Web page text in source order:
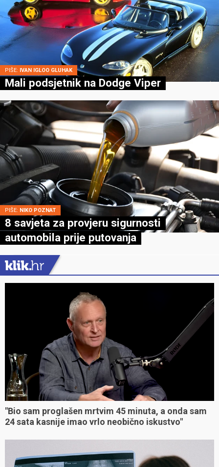
PIŠE: IVAN IGLOO GLUHAK
Mali podsjetnik na Dodge Viper
PIŠE: NIKO POZNAT
8 savjeta za provjeru sigurnosti
automobila prije putovanja
"Bio sam proglašen mrtvim 45 minuta, a onda sam
24 sata kasnije imao vrlo neobično iskustvo"